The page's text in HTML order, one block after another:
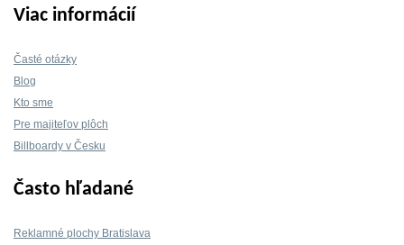
Viac informácií
Časté otázky
Blog
Kto sme
Pre majiteľov plôch
Billboardy v Česku
Často hľadané
Reklamné plochy Bratislava